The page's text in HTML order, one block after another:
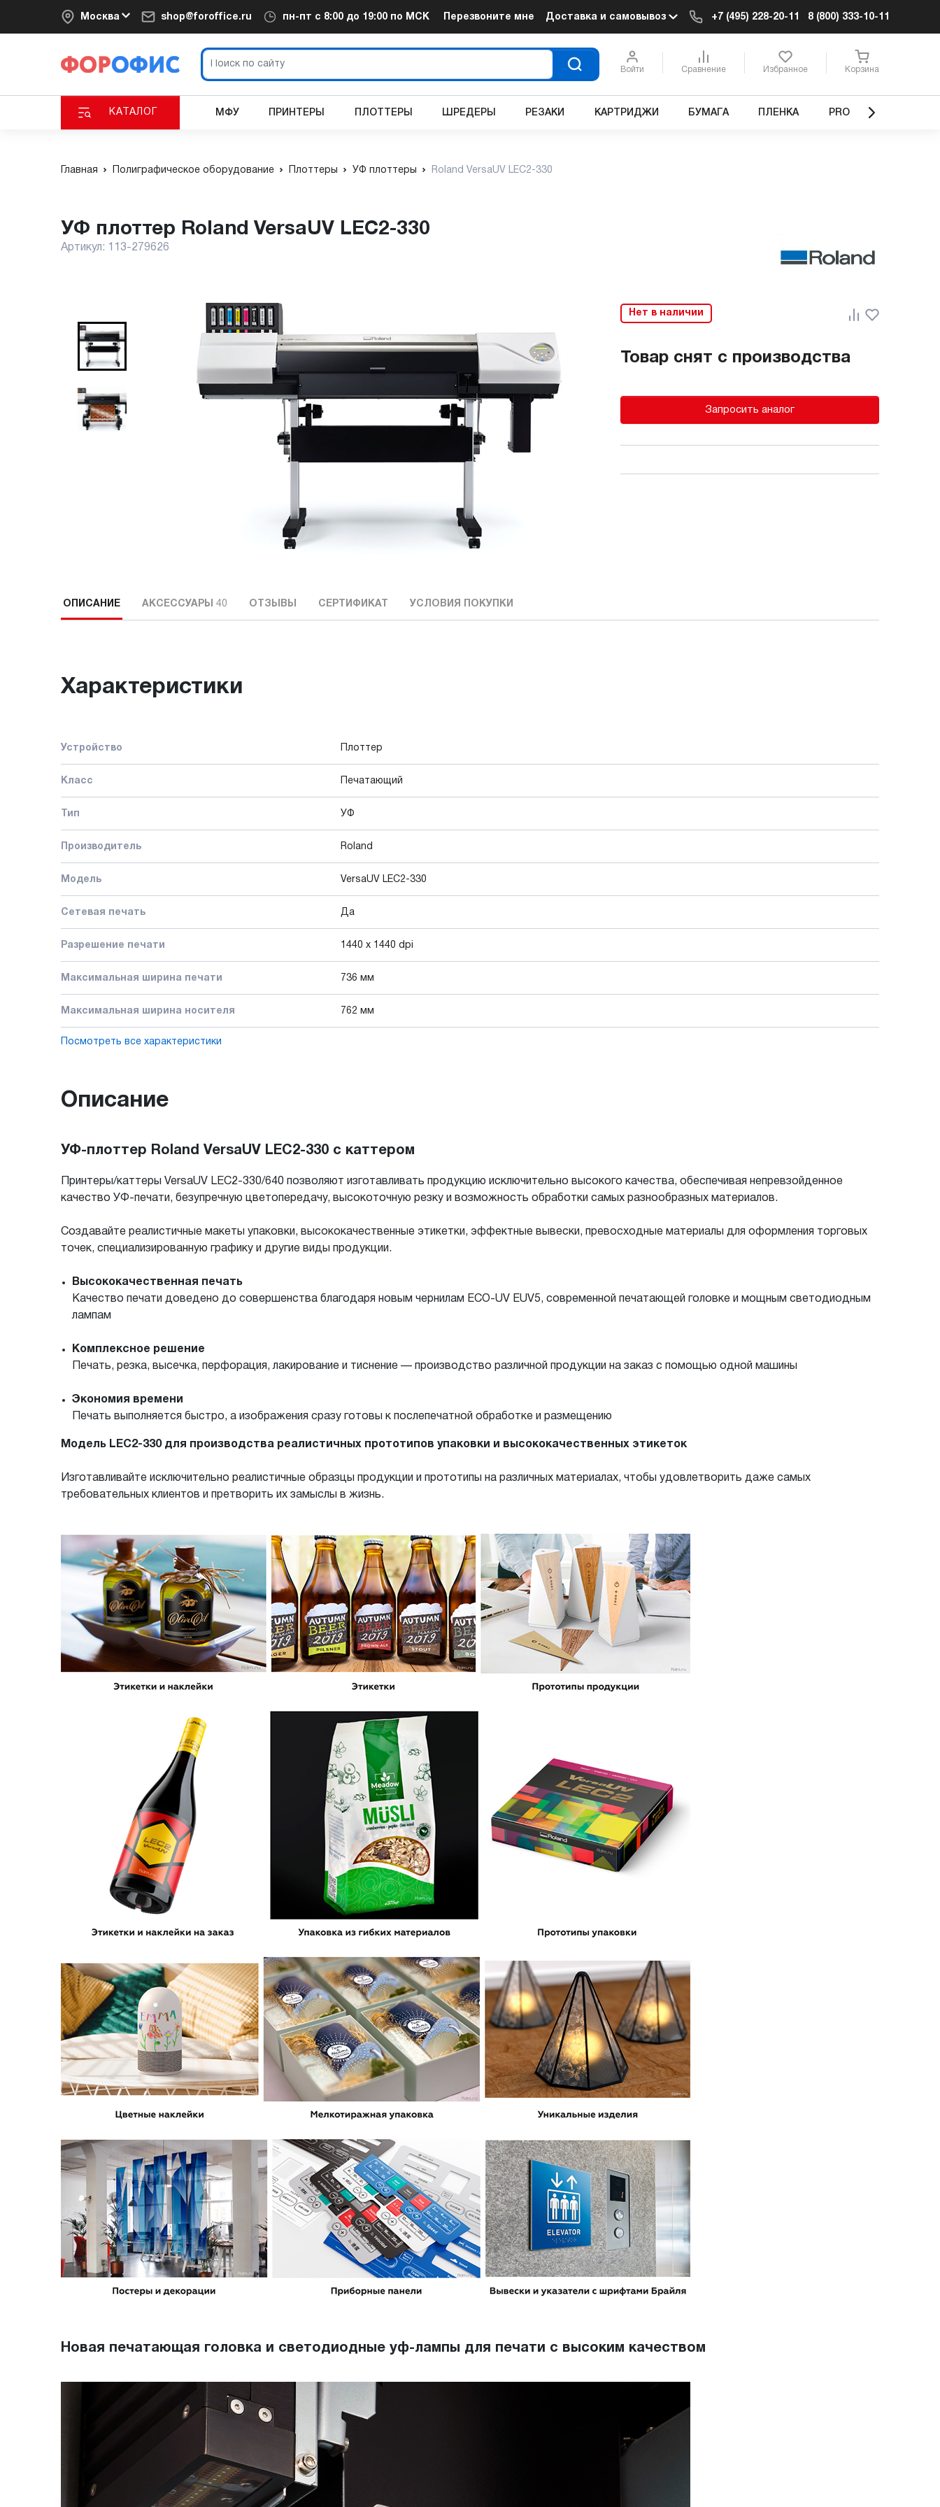
Москва shop@foroffice.ru пн-пт с 8:00 до 19:00 по МСК Перезвоните мне Доставка и самовывоз +7 (495) 228-20-11 8 (800) 333-10-11
Войти Сравнение Избранное Корзина
КАТАЛОГ МФУ ПРИНТЕРЫ ПЛОТТЕРЫ ШРЕДЕРЫ РЕЗАКИ КАРТРИДЖИ БУМАГА ПЛЕНКА PRO
Главная Полиграфическое оборудование Плоттеры УФ плоттеры Roland VersaUV LEC2-330
УФ плоттер Roland VersaUV LEC2-330
Артикул: 113-279626
Нет в наличии
Товар снят с производства
Запросить аналог
ОПИСАНИЕ АКСЕССУАРЫ 40 ОТЗЫВЫ СЕРТИФИКАТ УСЛОВИЯ ПОКУПКИ
Характеристики
Устройство Плоттер
Класс Печатающий
Тип УФ
Производитель Roland
Модель VersaUV LEC2-330
Сетевая печать Да
Разрешение печати 1440 x 1440 dpi
Максимальная ширина печати 736 мм
Максимальная ширина носителя 762 мм
Посмотреть все характеристики
Описание
УФ-плоттер Roland VersaUV LEC2-330 с каттером
Принтеры/каттеры VersaUV LEC2-330/640 позволяют изготавливать продукцию исключительно высокого качества, обеспечивая непревзойденное
качество УФ-печати, безупречную цветопередачу, высокоточную резку и возможность обработки самых разнообразных материалов.
Создавайте реалистичные макеты упаковки, высококачественные этикетки, эффектные вывески, превосходные материалы для оформления торговых
точек, специализированную графику и другие виды продукции.
Высококачественная печать
Качество печати доведено до совершенства благодаря новым чернилам ECO-UV EUV5, современной печатающей головке и мощным светодиодным
лампам
Комплексное решение
Печать, резка, высечка, перфорация, лакирование и тиснение — производство различной продукции на заказ с помощью одной машины
Экономия времени
Печать выполняется быстро, а изображения сразу готовы к послепечатной обработке и размещению
Модель LEC2-330 для производства реалистичных прототипов упаковки и высококачественных этикеток
Изготавливайте исключительно реалистичные образцы продукции и прототипы на различных материалах, чтобы удовлетворить даже самых
требовательных клиентов и претворить их замыслы в жизнь.
Новая печатающая головка и светодиодные уф-лампы для печати с высоким качеством